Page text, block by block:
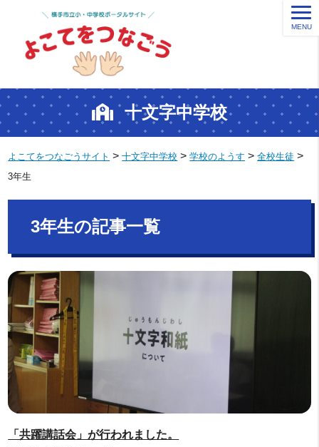
十文字中学校
MENU
よこてをつなごうサイト >十文字中学校 >学校のようす >全校生徒 >
3年生
3年生の記事一覧
「共躍講話会」が行われました。